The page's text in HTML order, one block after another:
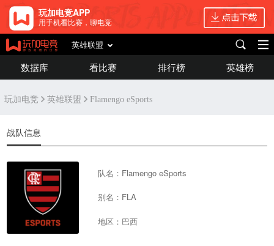
玩加电竞APP
用手机看比赛，聊电竞
英雄联盟
数据库 看比赛 排行榜 英雄榜
玩加电竞 英雄联盟 Flamengo eSports
战队信息
队名：Flamengo eSports
别名：FLA
地区：巴西